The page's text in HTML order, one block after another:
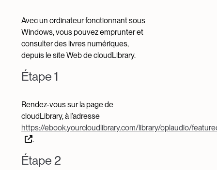
Avec un ordinateur fonctionnant sous
Windows, vous pouvez emprunter et
consulter des livres numériques,
depuis le site Web de cloudLibrary.
Étape 1
Rendez-vous sur la page de
cloudLibrary, à l’adresse
https://ebook.yourcloudlibrary.com/library/oplaudio/
.
Étape 2